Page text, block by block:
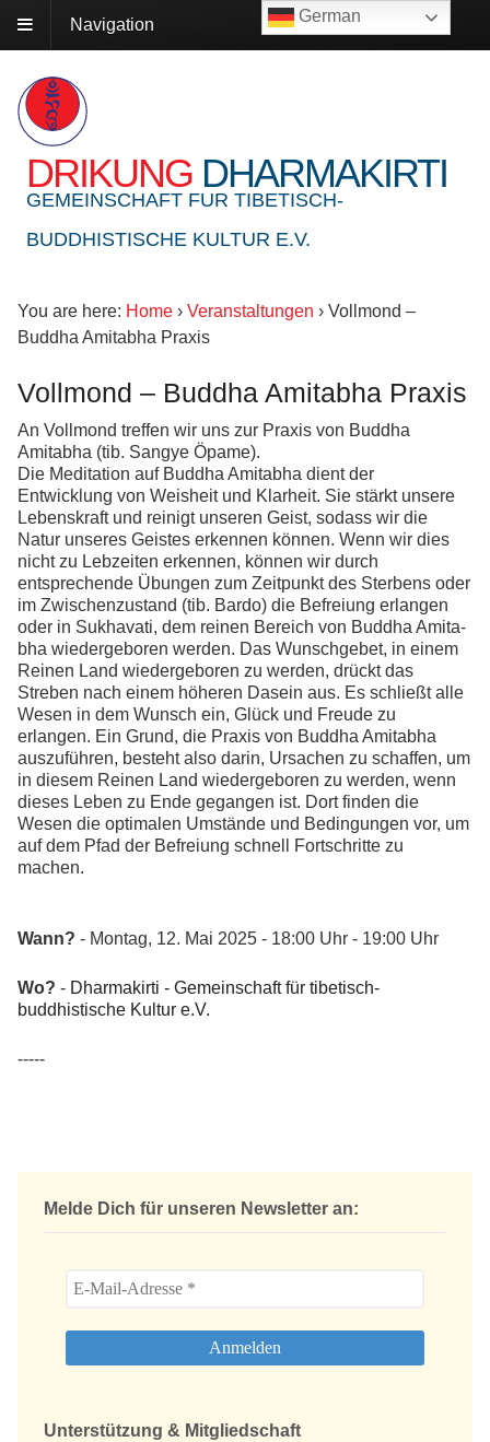
Navigation
DRIKUNG DHARMAKIRTI
GEMEINSCHAFT FUR TIBETISCH-
BUDDHISTISCHE KULTUR E.V.
You are here: Home › Veranstaltungen › Vollmond –
Buddha Amitabha Praxis
Vollmond – Buddha Amitabha Praxis
An Vollmond treffen wir uns zur Praxis von Buddha
Amitabha (tib. Sangye Öpame).
Die Meditation auf Buddha Amitabha dient der
Entwicklung von Weisheit und Klarheit. Sie stärkt unsere
Lebenskraft und reinigt unseren Geist, sodass wir die
Natur unseres Geistes erkennen können. Wenn wir dies
nicht zu Lebzeiten erkennen, können wir durch
entsprechende Übungen zum Zeitpunkt des Sterbens oder
im Zwischenzustand (tib. Bardo) die Befreiung erlangen
oder in Sukhavati, dem reinen Bereich von Buddha Amita­
bha wiedergeboren werden. Das Wunschgebet, in einem
Reinen Land wiedergeboren zu werden, drückt das
Streben nach einem höheren Dasein aus. Es schließt alle
Wesen in dem Wunsch ein, Glück und Freude zu
erlangen. Ein Grund, die Praxis von Buddha Amitabha
auszuführen, besteht also darin, Ursachen zu schaffen, um
in diesem Reinen Land wiedergeboren zu werden, wenn
dieses Leben zu Ende gegangen ist. Dort finden die
Wesen die optimalen Umstände und Bedingungen vor, um
auf dem Pfad der Befreiung schnell Fortschritte zu
machen.
Wann? - Montag, 12. Mai 2025 - 18:00 Uhr - 19:00 Uhr
Wo? - Dharmakirti - Gemeinschaft für tibetisch-
buddhistische Kultur e.V.
-----
Melde Dich für unseren Newsletter an:
Unterstützung & Mitgliedschaft
German